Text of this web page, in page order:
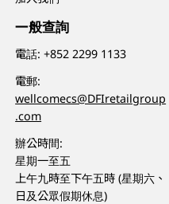
一般查詢
電話:+852 2299 1133
電郵:
wellcomecs@DFIretailgroup
.com
辦公時間:
星期一至五
上午九時至下午五時 (星期六、
日及公眾假期休息)